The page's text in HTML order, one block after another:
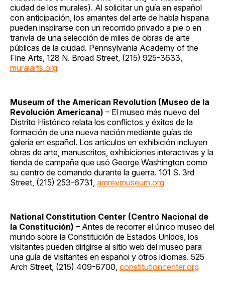
ciudad de los murales). Al solicitar un guía en español
con anticipación, los amantes del arte de habla hispana
pueden inspirarse con un recorrido privado a pie o en
tranvía de una selección de miles de obras de arte
públicas de la ciudad. Pennsylvania Academy of the
Fine Arts, 128 N. Broad Street, (215) 925-3633,
muralarts.org
Museum of the American Revolution (Museo de la
Revolución Americana) – El museo más nuevo del
Distrito Histórico relata los conflictos y éxitos de la
formación de una nueva nación mediante guías de
galería en español. Los artículos en exhibición incluyen
obras de arte, manuscritos, exhibiciones interactivas y la
tienda de campaña que usó George Washington como
su centro de comando durante la guerra. 101 S. 3rd
Street, (215) 253-6731, amrevmuseum.org
National Constitution Center (Centro Nacional de
la Constitución) – Antes de recorrer el único museo del
mundo sobre la Constitución de Estados Unidos, los
visitantes pueden dirigirse al sitio web del museo para
una guía de visitantes en español y otros idiomas. 525
Arch Street, (215) 409-6700, constitutioncenter.org